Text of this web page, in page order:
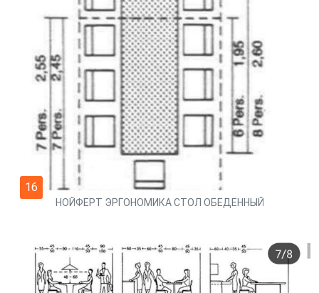
16
НОЙФЕРТ ЭРГОНОМИКА СТОЛ ОБЕДЕННЫЙ